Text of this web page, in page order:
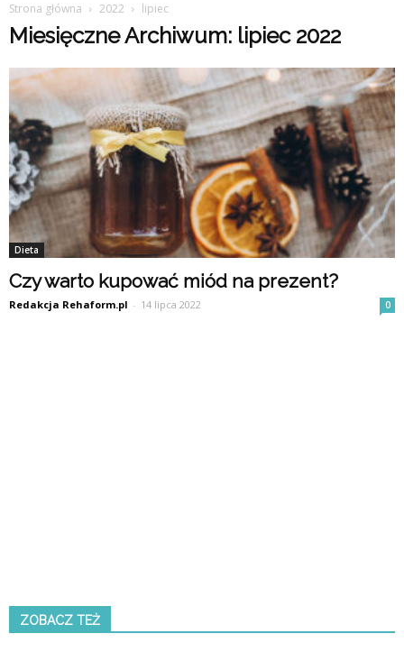
Strona główna 2022 lipiec
Miesięczne Archiwum: lipiec 2022
Dieta
Czy warto kupować miód na prezent?
Redakcja Rehaform.pl - 14 lipca 2022 0
ZOBACZ TEŻ